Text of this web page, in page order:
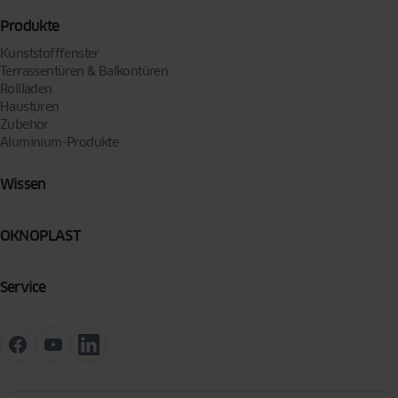
Produkte
Kunststofffenster
Terrassentüren & Balkontüren
Rollläden
Haustüren
Zubehör
Aluminium-Produkte
Wissen
OKNOPLAST
Service